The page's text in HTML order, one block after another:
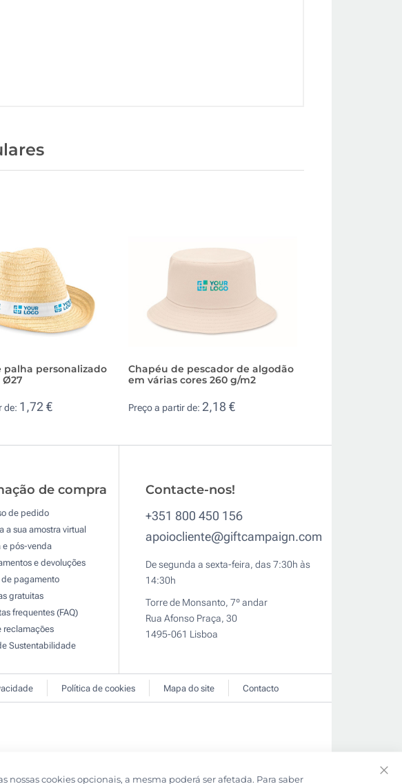
palha personalizado
Ø27
de: 1,72 €
Chapéu de pescador de algodão
em várias cores 260 g/m2
Preço a partir de: 2,18 €
de compra
de pedido
a sua amostra virtual
e pós-venda
e devoluções
de pagamento
gratuitas
frequentes (FAQ)
reclamaçōes
Sustentabilidade
Contacte-nos!
+351 800 450 156
apoiocliente@giftcampaign.com
De segunda a sexta-feira, das 7:30h às
14:30h
Torre de Monsanto, 7º andar
Rua Afonso Praça, 30
1495-061 Lisboa
Política de cookies Mapa do site Contacto
cookies opcionais, a mesma poderá ser afetada. Para saber